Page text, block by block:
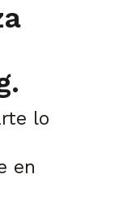
lo
en